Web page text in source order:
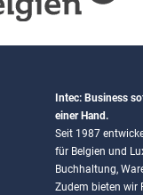
Intec: Business
einer Hand.
Seit 1987
für Belgien und
Buchhaltung,
Zudem bieten wir